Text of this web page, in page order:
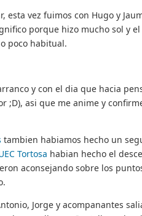
esta vez fuimos con Hugo y
porque hizo mucho sol y
poco habitual.
y con el dia que hacia
;D), asi que me anime y
tambien habiamos hecho un
Tortosa habian hecho el
aconsejando sobre los
Jorge y acompanantes